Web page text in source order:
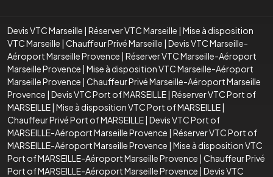
Devis VTC Marseille | Réserver VTC Marseille | Mise à disposition
VTC Marseille | Chauffeur Privé Marseille | Devis VTC Marseille-
Aéroport Marseille Provence | Réserver VTC Marseille-Aéroport
Marseille Provence | Mise à disposition VTC Marseille-Aéroport
Marseille Provence | Chauffeur Privé Marseille-Aéroport Marseille
Provence | Devis VTC Port of MARSEILLE| Réserver VTC Port of
MARSEILLE| Mise à disposition VTC Port of MARSEILLE|
Chauffeur Privé Port of MARSEILLE| Devis VTC Port of
MARSEILLE-Aéroport Marseille Provence | Réserver VTC Port of
MARSEILLE-Aéroport Marseille Provence | Mise à disposition VTC
Port of MARSEILLE-Aéroport Marseille Provence | Chauffeur Privé
Port of MARSEILLE-Aéroport Marseille Provence | Devis VTC